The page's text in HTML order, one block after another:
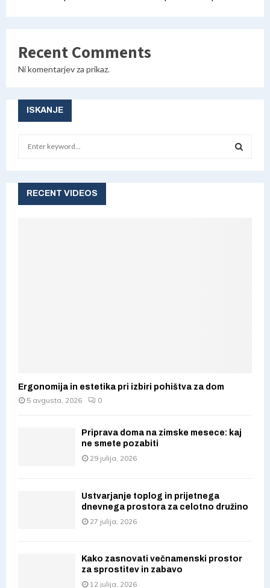
Recent Comments
Ni komentarjev za prikaz.
ISKANJE
h
RECENT VIDEOS
Ergonomija in estetika pri izbiri pohištva za dom
5 avgusta, 2026
0
Priprava doma na zimske mesece: kaj
ne smete pozabiti
29 julija, 2026
Ustvarjanje toplog in prijetnega
dnevnega prostora za celotno družino
27 julija, 2026
Kako zasnovati večnamenski prostor
za sprostitev in zabavo
12 julija, 2026